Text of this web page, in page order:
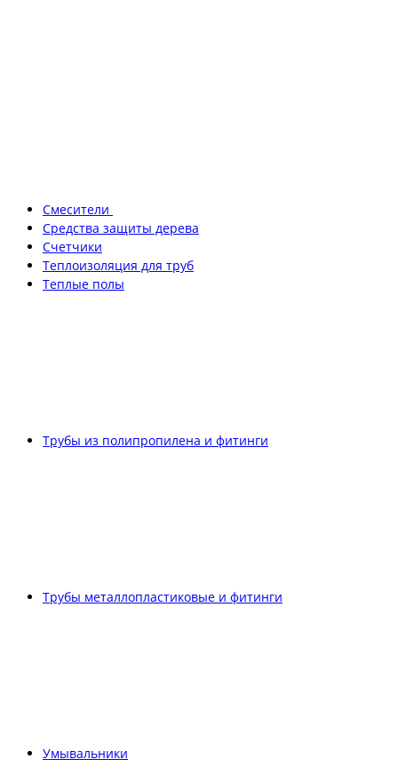
Смесители
Средства защиты дерева
Счетчики
Теплоизоляция для труб
Теплые полы
Трубы из полипропилена и фитинги
Трубы металлопластиковые и фитинги
Умывальники